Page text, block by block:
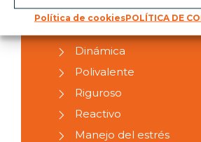
Política de cookiesPOLÍTICA DE
SOFT SKILLS
Dinámica
Polivalente
Riguroso
Reactivo
Manejo del estrés